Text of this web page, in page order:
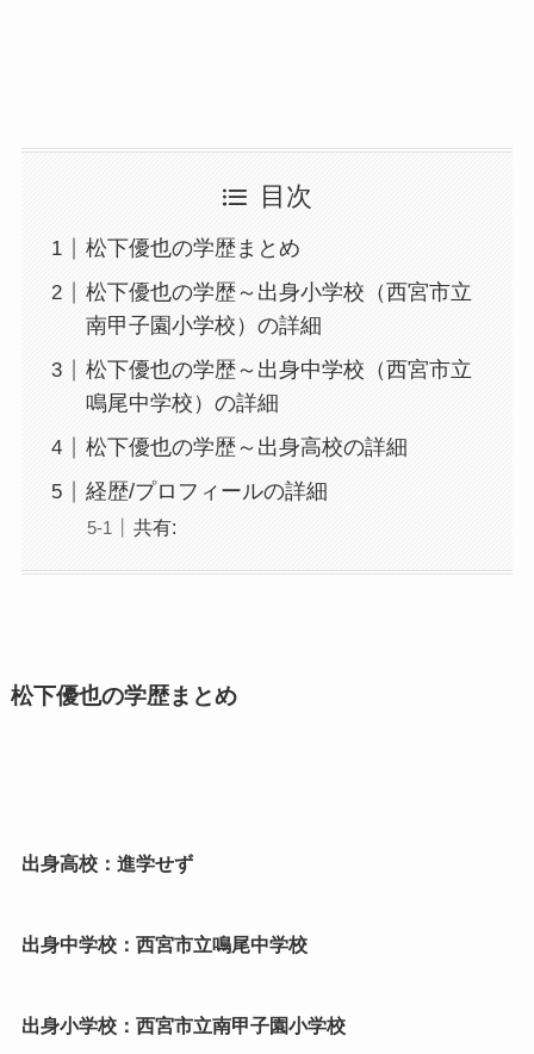
目次
松下優也の学歴まとめ
松下優也の学歴～出身小学校（西宮市立
南甲子園小学校）の詳細
松下優也の学歴～出身中学校（西宮市立
鳴尾中学校）の詳細
松下優也の学歴～出身高校の詳細
経歴/プロフィールの詳細
共有:
松下優也の学歴まとめ
出身高校：進学せず
出身中学校：西宮市立鳴尾中学校
出身小学校：西宮市立南甲子園小学校